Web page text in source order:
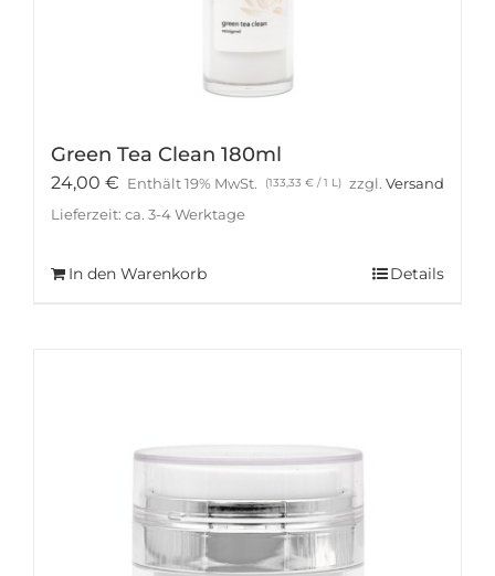
Green Tea Clean 180ml
24,00 € Enthält 19% MwSt. (133,33 € / 1 L) zzgl. Versand
Lieferzeit: ca. 3-4 Werktage
In den Warenkorb Details